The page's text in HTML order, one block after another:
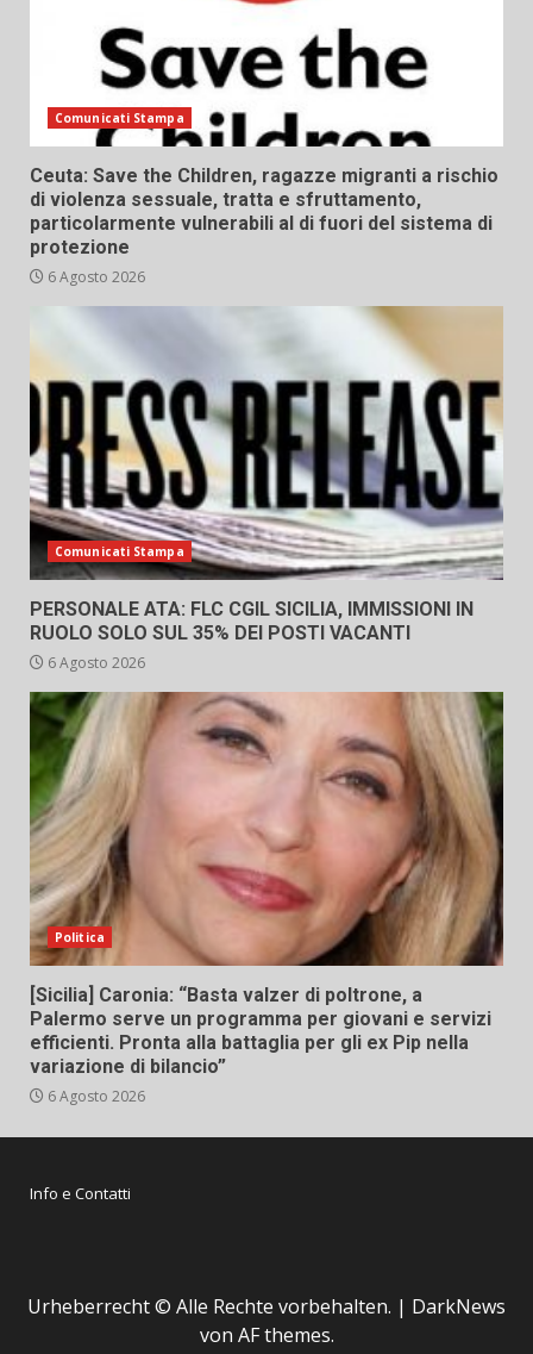
Comunicati Stampa
Ceuta: Save the Children, ragazze migranti a rischio
di violenza sessuale, tratta e sfruttamento,
particolarmente vulnerabili al di fuori del sistema di
protezione
6 Agosto 2026
Comunicati Stampa
PERSONALE ATA: FLC CGIL SICILIA, IMMISSIONI IN
RUOLO SOLO SUL 35% DEI POSTI VACANTI
6 Agosto 2026
Politica
[Sicilia] Caronia: “Basta valzer di poltrone, a
Palermo serve un programma per giovani e servizi
efficienti. Pronta alla battaglia per gli ex Pip nella
variazione di bilancio”
6 Agosto 2026
Info e Contatti
Urheberrecht © Alle Rechte vorbehalten. | DarkNews
von AF themes.